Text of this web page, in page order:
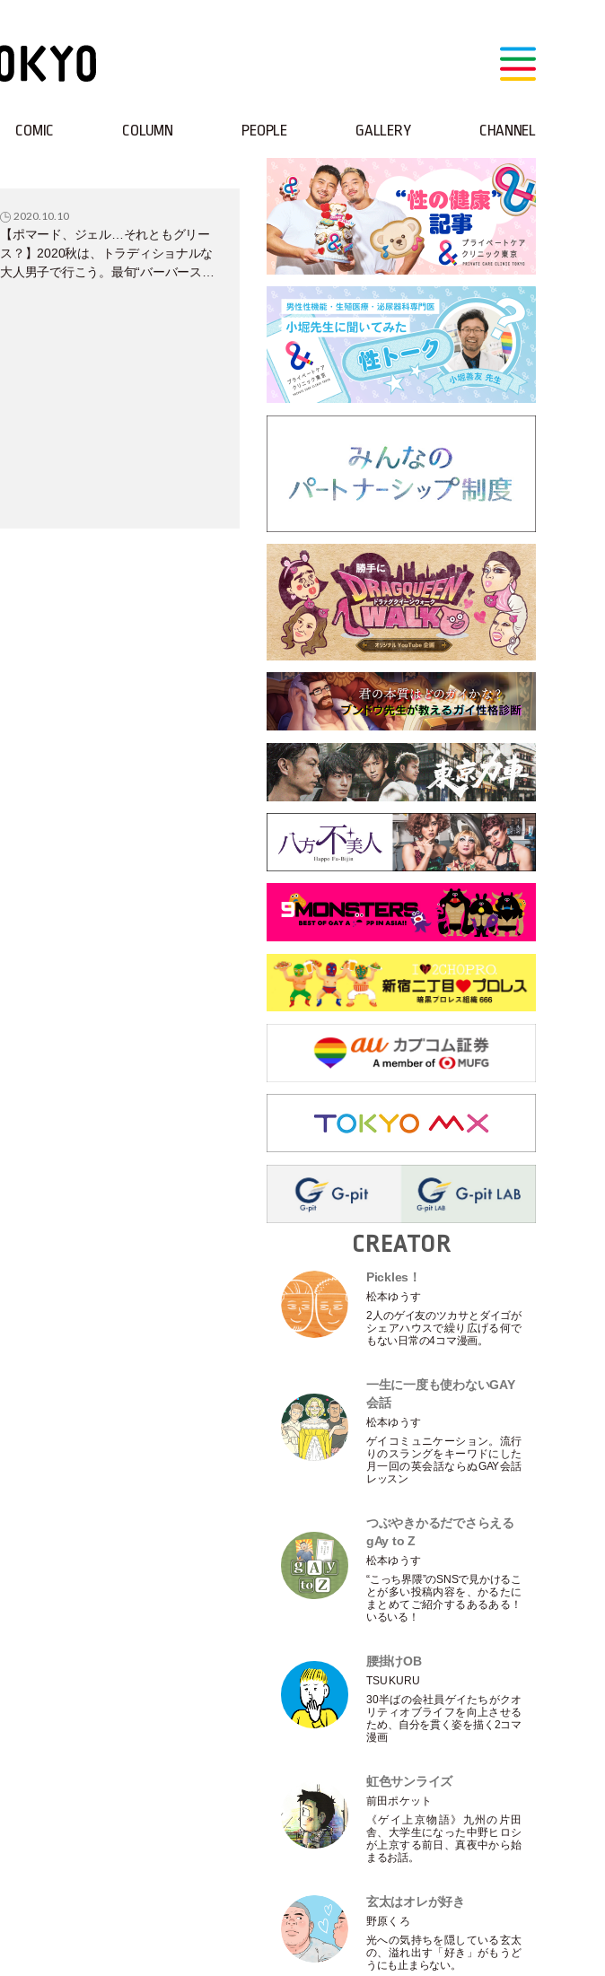
COMIC COLUMN PEOPLE GALLERY CHANNEL
2020.10.10
【ポマード、ジェル…それともグリー
ス？】2020秋は、トラディショナルな
大人男子で行こう。最旬“バーバースタ
CREATOR
Pickles！
松本ゆうす
2人のゲイ友のツカサとダイゴが
シェアハウスで繰り広げる何で
もない日常の4コマ漫画。
一生に一度も使わないGAY
会話
松本ゆうす
ゲイコミュニケーション。流行
りのスラングをキーワドにした
月一回の英会話ならぬGAY会話
レッスン
つぶやきかるだでさらえる
gAy to Z
松本ゆうす
“こっち界隈”のSNSで見かけるこ
とが多い投稿内容を、かるたに
まとめてご紹介するあるある！
いるいる！
腰掛けOB
TSUKURU
30半ばの会社員ゲイたちがクオ
リティオブライフを向上させる
ため、自分を貫く姿を描く2コマ
漫画
虹色サンライズ
前田ポケット
《ゲイ上京物語》九州の片田
舎、大学生になった中野ヒロシ
が上京する前日、真夜中から始
まるお話。
玄太はオレが好き
野原くろ
光への気持ちを隠している玄太
の、溢れ出す 「好き 」がもうど
うにも止まらない。